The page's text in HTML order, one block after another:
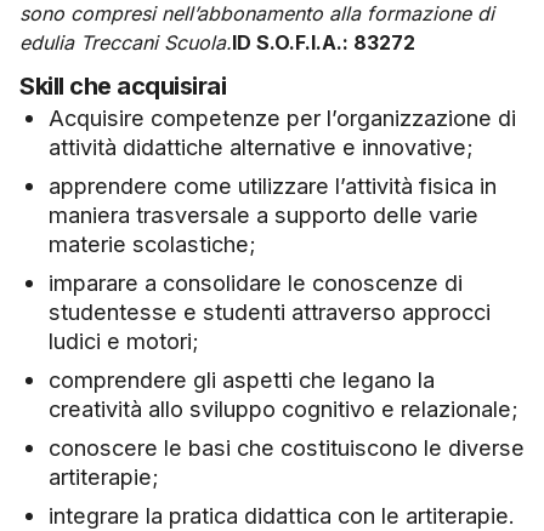
sono compresi nell’abbonamento alla formazione di
edulia Treccani Scuola.ID S.O.F.I.A.: 83272
Skill che acquisirai
Acquisire competenze per l’organizzazione di
attività didattiche alternative e innovative;
apprendere come utilizzare l’attività fisica in
maniera trasversale a supporto delle varie
materie scolastiche;
imparare a consolidare le conoscenze di
studentesse e studenti attraverso approcci
ludici e motori;
comprendere gli aspetti che legano la
creatività allo sviluppo cognitivo e relazionale;
conoscere le basi che costituiscono le diverse
artiterapie;
integrare la pratica didattica con le artiterapie.